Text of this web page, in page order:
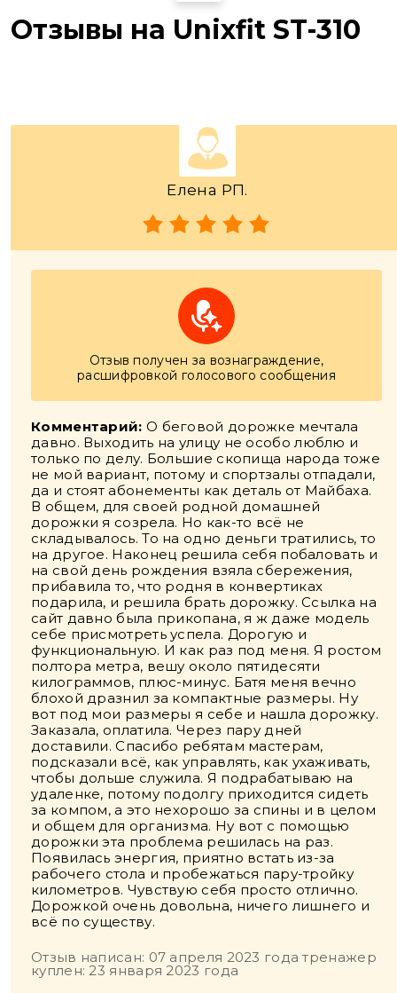
Отзывы на Unixfit ST-310
Елена РП.
Отзыв получен за вознаграждение,
расшифровкой голосового сообщения
Комментарий: О беговой дорожке мечтала
давно. Выходить на улицу не особо люблю и
только по делу. Большие скопища народа тоже
не мой вариант, потому и спортзалы отпадали,
да и стоят абонементы как деталь от Майбаха.
В общем, для своей родной домашней
дорожки я созрела. Но как-то всё не
складывалось. То на одно деньги тратились, то
на другое. Наконец решила себя побаловать и
на свой день рождения взяла сбережения,
прибавила то, что родня в конвертиках
подарила, и решила брать дорожку. Ссылка на
сайт давно была прикопана, я ж даже модель
себе присмотреть успела. Дорогую и
функциональную. И как раз под меня. Я ростом
полтора метра, вешу около пятидесяти
килограммов, плюс-минус. Батя меня вечно
блохой дразнил за компактные размеры. Ну
вот под мои размеры я себе и нашла дорожку.
Заказала, оплатила. Через пару дней
доставили. Спасибо ребятам мастерам,
подсказали всё, как управлять, как ухаживать,
чтобы дольше служила. Я подрабатываю на
удаленке, потому подолгу приходится сидеть
за компом, а это нехорошо за спины и в целом
и общем для организма. Ну вот с помощью
дорожки эта проблема решилась на раз.
Появилась энергия, приятно встать из-за
рабочего стола и пробежаться пару-тройку
километров. Чувствую себя просто отлично.
Дорожкой очень довольна, ничего лишнего и
всё по существу.
Отзыв написан: 07 апреля 2023 года тренажер
куплен: 23 января 2023 года